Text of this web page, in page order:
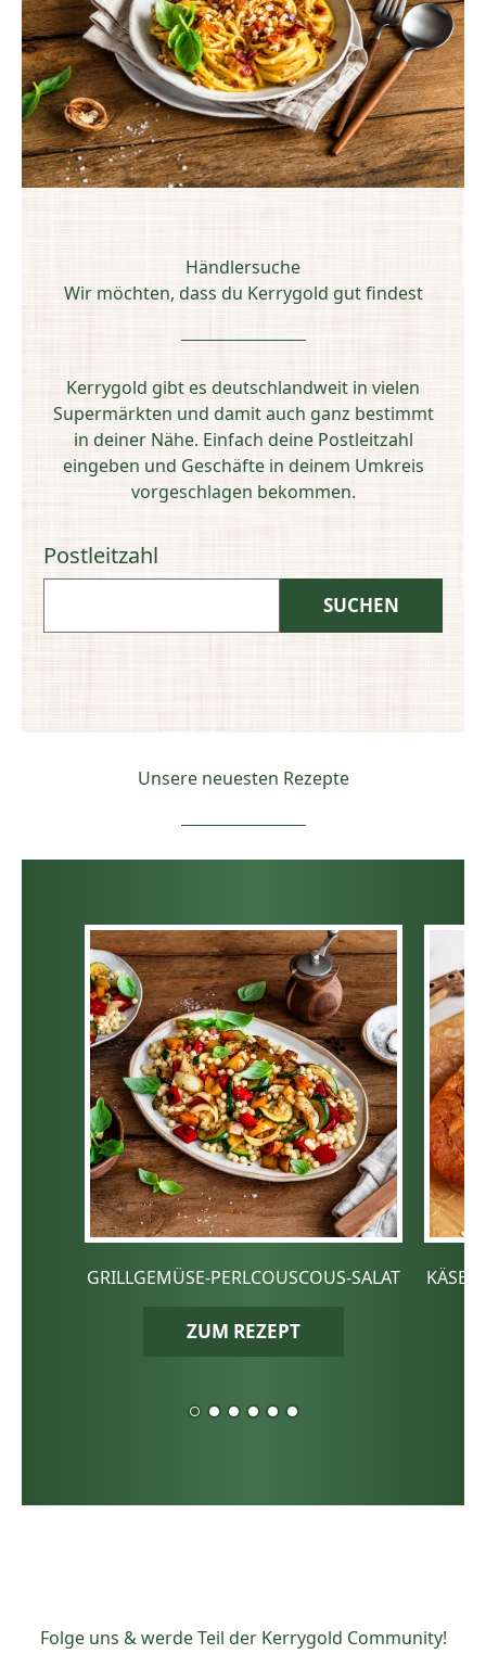
Händlersuche
Wir möchten, dass du Kerrygold gut findest
Kerrygold gibt es deutschlandweit in vielen
Supermärkten und damit auch ganz bestimmt
in deiner Nähe. Einfach deine Postleitzahl
eingeben und Geschäfte in deinem Umkreis
vorgeschlagen bekommen.
Postleitzahl
Unsere neuesten Rezepte
GRILLGEMÜSE-PERLCOUSCOUS-SALAT
ZUM REZEPT
KÄSE-
Folge uns & werde Teil der Kerrygold Community!